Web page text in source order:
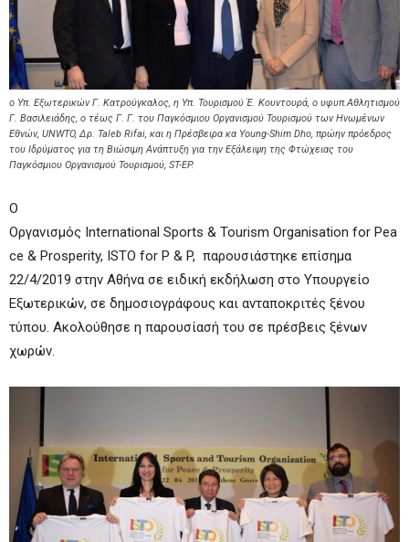
ο Υπ. Εξωτερικών Γ. Κατρούγκαλος, η Υπ. Τουρισμού Έ. Κουντουρά, ο υφυπ.Αθλητισμού
Γ. Βασιλειάδης, ο τέως Γ. Γ. του Παγκόσμιου Οργανισμού Τουρισμού των Ηνωμένων
Εθνών, UNWTO, Δρ. Taleb Rifai, και η Πρέσβειρα κα Young-Shim Dho, πρώην πρόεδρος
του Ιδρύματος για τη Βιώσιμη Ανάπτυξη για την Εξάλειψη της Φτώχειας του
Παγκόσμιου Οργανισμού Τουρισμού, ST-EP.
Ο
Οργανισμός International Sports & Tourism Organisation for Pea
ce & Prosperity, ISTO for P & P, παρουσιάστηκε επίσημα
22/4/2019 στην Αθήνα σε ειδική εκδήλωση στο Υπουργείο
Εξωτερικών, σε δημοσιογράφους και ανταποκριτές ξένου
τύπου. Ακολούθησε η παρουσίασή του σε πρέσβεις ξένων
χωρών.